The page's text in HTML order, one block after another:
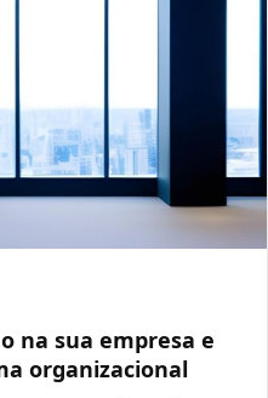
na sua empresa e
organizacional